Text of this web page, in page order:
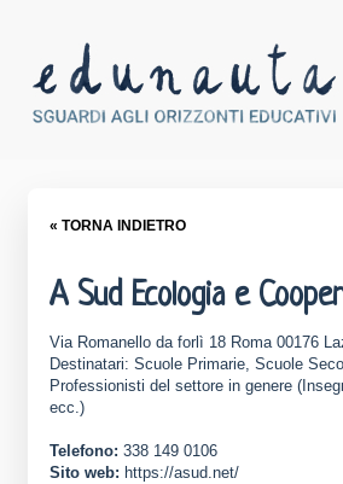
« TORNA INDIETRO
A Sud Ecologia e
Via Romanello da forlì 18 Roma 00176
Destinatari: Scuole Primarie, Scuole
Professionisti del settore in genere
ecc.)
Telefono: 338 149 0106
Sito web: https://asud.net/